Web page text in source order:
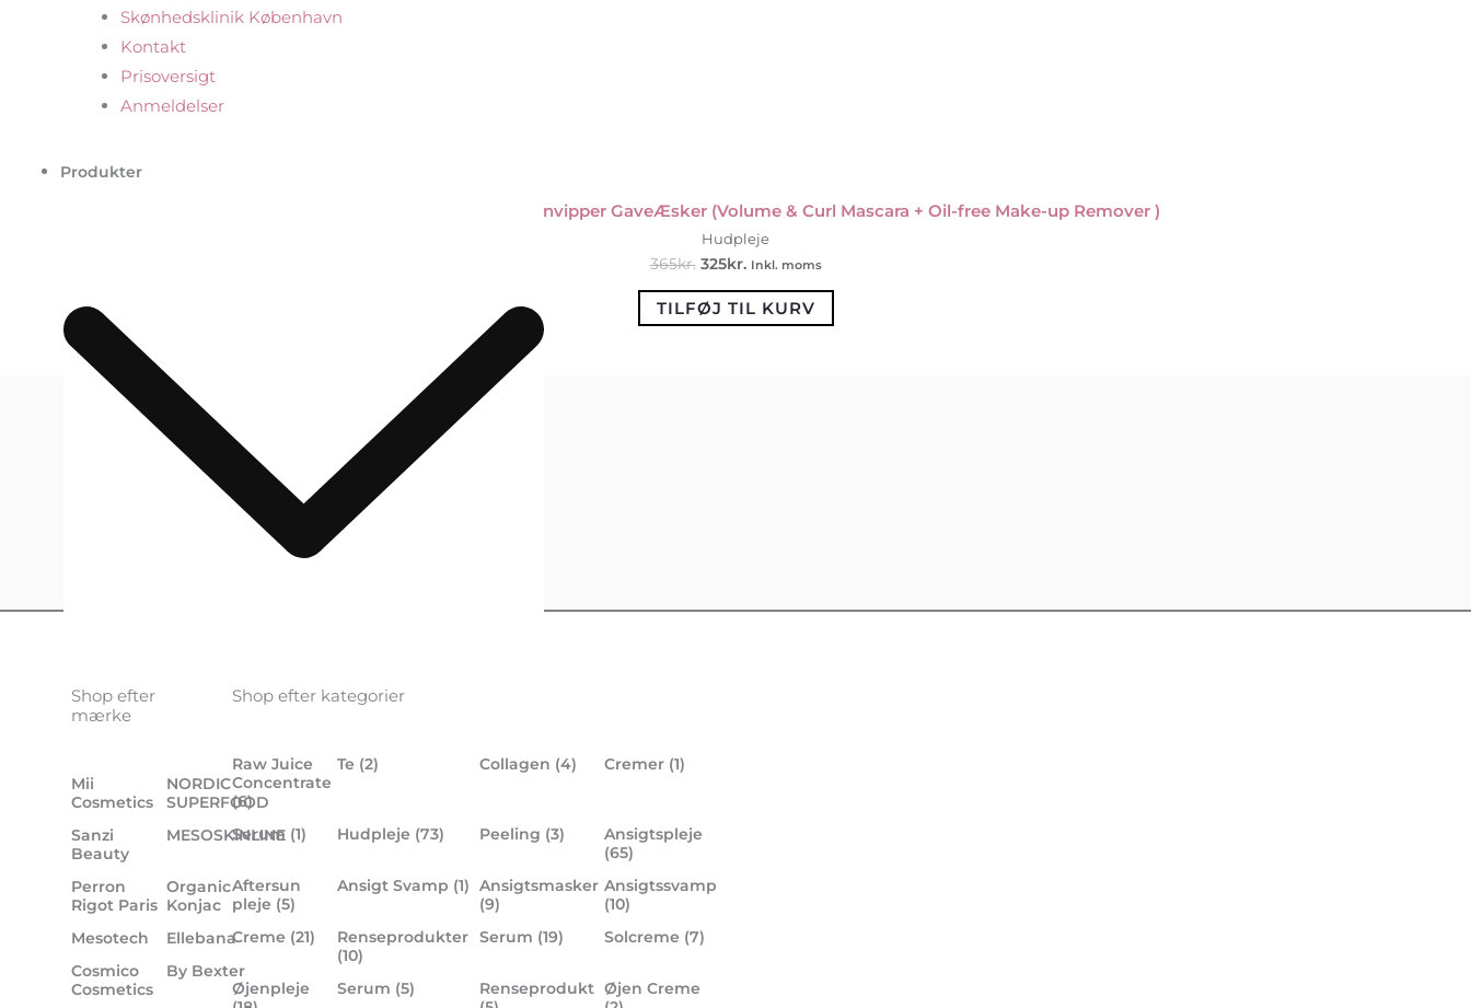
Skønhedsklinik København
Kontakt
Prisoversigt
Anmeldelser
Produkter
Shop efter
mærke
Mii
Cosmetics
NORDIC
SUPERFOOD
Sanzi
Beauty
MESOSKINLINE
Perron
Rigot Paris
Organic
Konjac
Mesotech
Ellebana
Cosmico
Cosmetics
By Bexter
Shop efter kategorier
Raw Juice
Concentrate
(6)
Te (2) Collagen (4) Cremer (1)
Serum (1) Hudpleje (73) Peeling (3)
Ansigtspleje
(65)
Aftersun
pleje (5)
Ansigt Svamp (1)
Ansigtsmasker
(9)
Ansigtssvamp
(10)
Creme (21)
Renseprodukter
(10)
Serum (19) Solcreme (7)
Øjenpleje
Serum (5)
Renseprodukt
Øjen Creme
SANZI BEAUTY Smukke Øjenvipper GaveÆsker (Volume & Curl Mascara + Oil-free Make-up Remover )
Hudpleje
365kr. 325kr. Inkl. moms
TILFØJ TIL KURV